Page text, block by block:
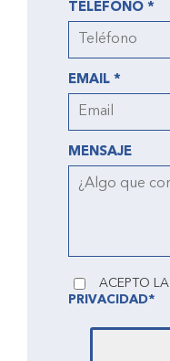
TELÉFONO *
EMAIL *
MENSAJE
ACEPTO LA
PRIVACIDAD*